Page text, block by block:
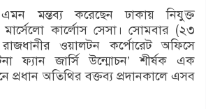
মন্তব্য করেছেন ঢাকায় নিযুক্ত
মার্সেলো কার্লোস সেসা। সোমবার (২৩
ওয়ালটন কর্পোরেট অফিসে
ফ্যান জার্সি উন্মোচন’ শীর্ষক এক
প্রধান অতিথির বক্তব্য প্রদানকালে এসব